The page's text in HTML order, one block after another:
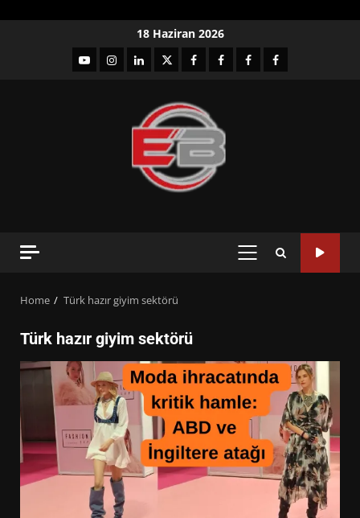
18 Haziran 2026
YouTubeInstagram
LinkedIntwitterfacebook-Facebook-
Facebook-Facebook-
PRIMARY
Home Türk hazır giyim sektörü
Türk hazır giyim sektörü